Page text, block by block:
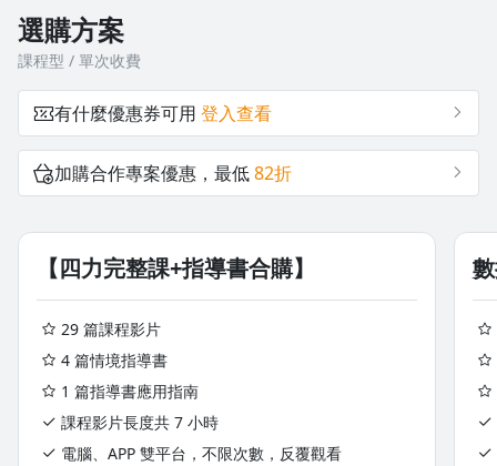
2-5 從數據脈絡到數據地圖I：產出部門的數據脈絡
免費試看
2-6 從數據脈絡到數據地圖II：製作公司數據地圖
2-8 數據脈絡與數據地圖的10種應用 II
3-5 客戶營運，客戶成功是經營基礎(下)
3-6 生產營運，如期、如質、更低成本交付(上)
3-7 生產營運，如期、如質、更低成本交付(下)
4-4 因應變化與競爭 ——「當策略轉折點」出現
5-3 價值優先：什麼才是真正有價值的事？應該交付的
4 種價值
5-4 敏捷融入營運的 8 種套路(上)
5-5 敏捷融入營運的 8 種套路(下)
5-6 敏捷開發，營運目標驅動產品迭代
5-7 敏捷行銷，從不確定性中追求確定性
5-8 敏捷工作法，讓工作愈來愈有價值的高效工作法
5-9 敏捷從 0 到 10，推動敏捷的關鍵 4 步驟
選購方案
課程型 / 單次收費
有什麼優惠券可用 登入查看
加購合作專案優惠，最低82折
【四力完整課+指導書合購】
29 篇課程影片
4 篇情境指導書
1 篇指導書應用指南
課程影片長度共 7 小時
電腦、APP 雙平台，不限次數，反覆觀看
沒有待播放的清單
去逛逛